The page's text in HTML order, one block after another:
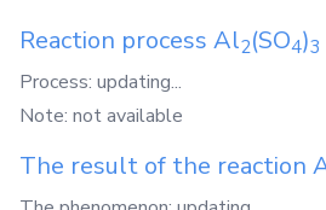
Reaction process Al2(SO4)3
Process: updating...
Note: not available
The result of the reaction